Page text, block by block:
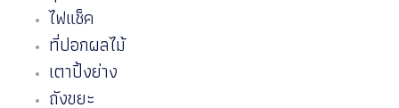
ไฟแช็ค
ที่ปอกผลไม้
เตาปิ้งย่าง
ถังขยะ